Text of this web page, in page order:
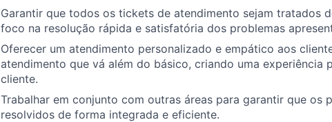
Garantir que todos os tickets de atendimento sejam tratados
foco na resolução rápida e satisfatória dos problemas
Oferecer um atendimento personalizado e empático aos
atendimento que vá além do básico, criando uma experiência
cliente.
Trabalhar em conjunto com outras áreas para garantir que os
resolvidos de forma integrada e eficiente.